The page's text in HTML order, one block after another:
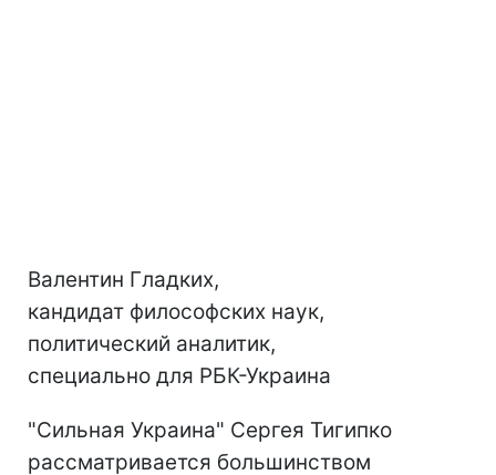
Валентин Гладких,
кандидат философских наук,
политический аналитик,
специально для РБК-Украина
"Сильная Украина" Сергея Тигипко
рассматривается большинством